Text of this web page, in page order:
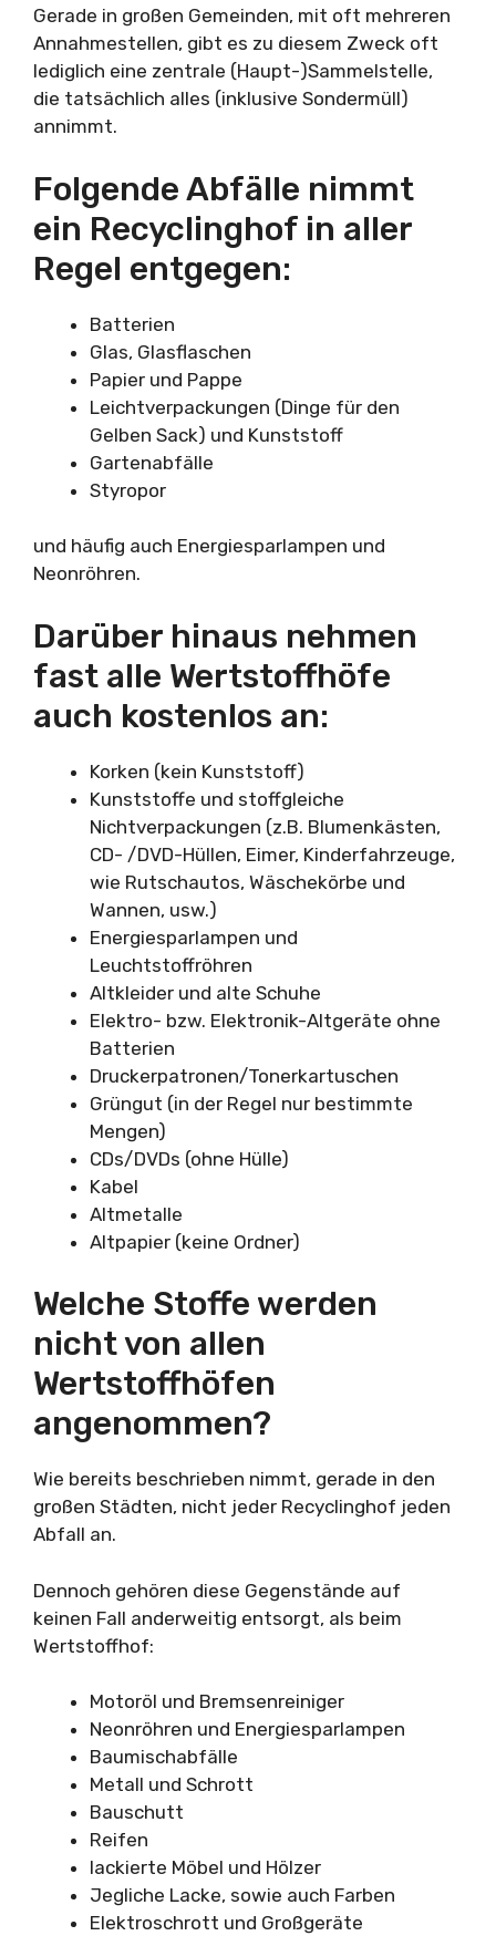
Gerade in großen Gemeinden, mit oft mehreren
Annahmestellen, gibt es zu diesem Zweck oft
lediglich eine zentrale (Haupt-)Sammelstelle,
die tatsächlich alles (inklusive Sondermüll)
annimmt.
Folgende Abfälle nimmt
ein Recyclinghof in aller
Regel entgegen:
Batterien
Glas, Glasflaschen
Papier und Pappe
Leichtverpackungen (Dinge für den
Gelben Sack) und Kunststoff
Gartenabfälle
Styropor
und häufig auch Energiesparlampen und
Neonröhren.
Darüber hinaus nehmen
fast alle Wertstoffhöfe
auch kostenlos an:
Korken (kein Kunststoff)
Kunststoffe und stoffgleiche
Nichtverpackungen (z.B. Blumenkästen,
CD- /DVD-Hüllen, Eimer, Kinderfahrzeuge,
wie Rutschautos, Wäschekörbe und
Wannen, usw.)
Energiesparlampen und
Leuchtstoffröhren
Altkleider und alte Schuhe
Elektro- bzw. Elektronik-Altgeräte ohne
Batterien
Druckerpatronen/Tonerkartuschen
Grüngut (in der Regel nur bestimmte
Mengen)
CDs/DVDs (ohne Hülle)
Kabel
Altmetalle
Altpapier (keine Ordner)
Welche Stoffe werden
nicht von allen
Wertstoffhöfen
angenommen?
Wie bereits beschrieben nimmt, gerade in den
großen Städten, nicht jeder Recyclinghof jeden
Abfall an.
Dennoch gehören diese Gegenstände auf
keinen Fall anderweitig entsorgt, als beim
Wertstoffhof:
Motoröl und Bremsenreiniger
Neonröhren und Energiesparlampen
Baumischabfälle
Metall und Schrott
Bauschutt
Reifen
lackierte Möbel und Hölzer
Jegliche Lacke, sowie auch Farben
Elektroschrott und Großgeräte